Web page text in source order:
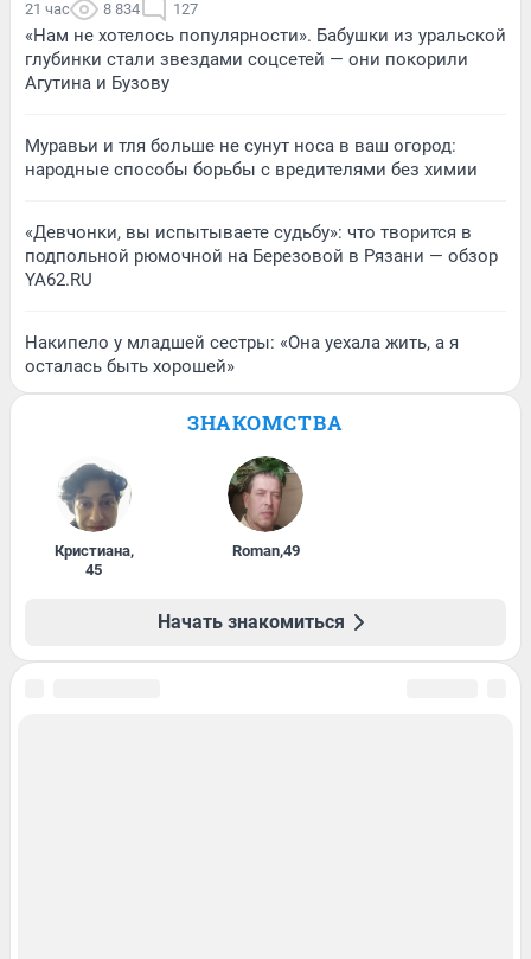
21 час 8 834 127
«Нам не хотелось популярности». Бабушки из уральской
глубинки стали звездами соцсетей — они покорили
Агутина и Бузову
Муравьи и тля больше не сунут носа в ваш огород:
народные способы борьбы с вредителями без химии
«Девчонки, вы испытываете судьбу»: что творится в
подпольной рюмочной на Березовой в Рязани — обзор
YA62.RU
Накипело у младшей сестры: «Она уехала жить, а я
осталась быть хорошей»
ЗНАКОМСТВА
Кристиана,
45
Roman,49
Начать знакомиться